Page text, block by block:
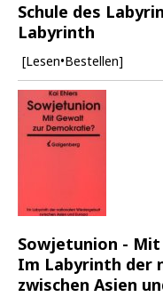
Schule des
Labyrinth
[Lesen•Bestellen]
Sowjetunion -
Im Labyrinth der
zwischen Asien